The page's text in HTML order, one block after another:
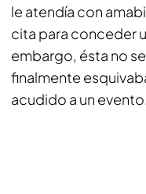
le atendía con
cita para conceder
embargo, ésta no
finalmente
acudido a un evento.